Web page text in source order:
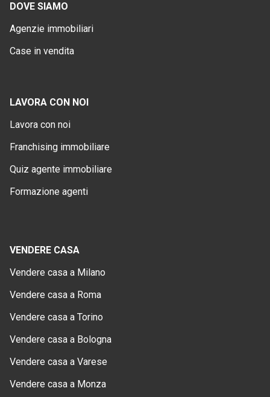
DOVE SIAMO
Agenzie immobiliari
Case in vendita
LAVORA CON NOI
Lavora con noi
Franchising immobiliare
Quiz agente immobiliare
Formazione agenti
VENDERE CASA
Vendere casa a Milano
Vendere casa a Roma
Vendere casa a Torino
Vendere casa a Bologna
Vendere casa a Varese
Vendere casa a Monza